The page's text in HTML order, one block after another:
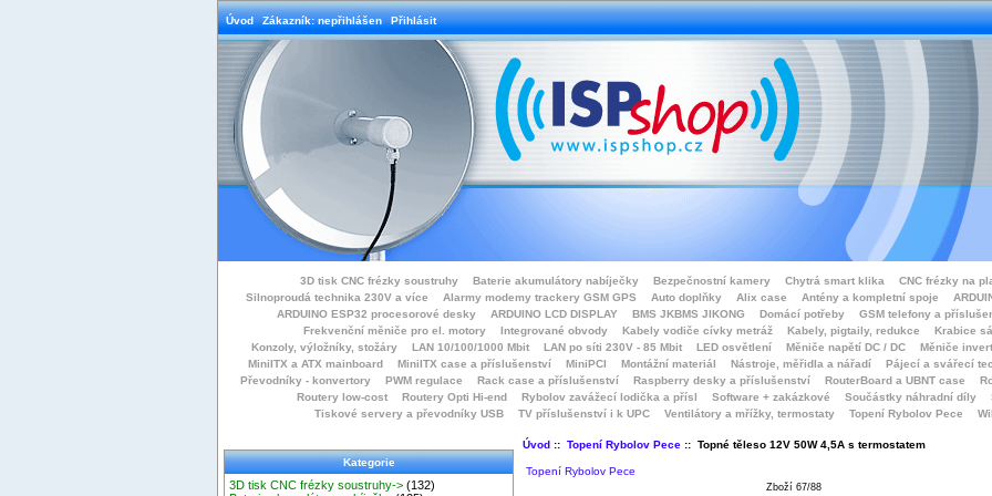
Úvod Zákazník: nepřihlášen Přihlásit
3D tisk CNC frézky soustruhy Baterie akumulátory nabíječky Bezpečnostní kamery Chytrá smart klika
CNC frézky na
Silnoproudá technika 230V a více
Alarmy modemy trackery GSM GPS Auto doplňky Alix case Antény a kompletní spoje
ARDUINO ESP32 procesorové desky
ARDUINO LCD DISPLAY BMS JKBMS JIKONG Domácí potřeby
GSM telefony a
Frekvenční měniče pro el. motory
Integrované obvody Kabely vodiče cívky metráž Kabely, pigtaily, redukce
Krabice
Konzoly, výložníky, stožáry
LAN 10/100/1000 Mbit LAN po síti 230V - 85 Mbit LED osvětlení Měniče napětí DC / DC
Měniče
MiniITX a ATX mainboard
MiniITX case a příslušenství MiniPCI Montážní materiál Nástroje, měřidla a nářadí
Pájecí a svářecí
Převodníky - konvertory
PWM regulace Rack case a příslušenství Raspberry desky a příslušenství RouterBoard a UBNT case
Routery low-cost
Routery Opti Hi-end Rybolov zavážecí lodička a přísl Software + zakázkové Součástky náhradní díly
Tiskové servery a převodníky USB
TV příslušenství i k UPC Ventilátory a mřížky, termostaty Topení Rybolov Pece
Kategorie
3D tisk CNC frézky soustruhy-> (132)
Úvod:: Topení Rybolov Pece:: Topné těleso 12V 50W 4,5A s termostatem
Topení Rybolov Pece
Zboží 67/88